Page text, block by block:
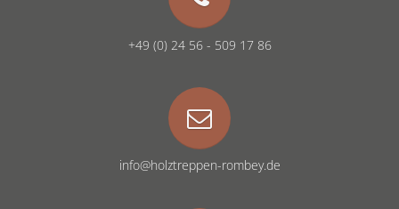
+49 (0) 24 56 - 509 17 86
info@holztreppen-rombey.de